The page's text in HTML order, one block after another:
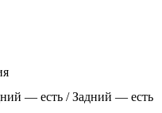
— есть / Задний — есть